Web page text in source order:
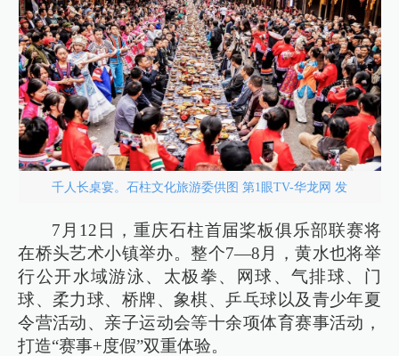
千人长桌宴。石柱文化旅游委供图 第1眼TV-华龙网 发
7月12日，重庆石柱首届桨板俱乐部联赛将
在桥头艺术小镇举办。整个7—8月，黄水也将举
行公开水域游泳、太极拳、网球、气排球、门
球、柔力球、桥牌、象棋、乒乓球以及青少年夏
令营活动、亲子运动会等十余项体育赛事活动，
打造“赛事+度假”双重体验。